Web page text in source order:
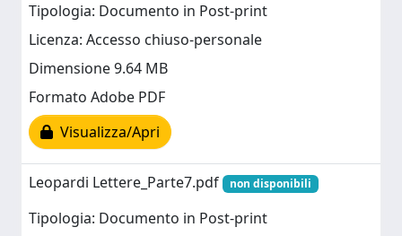
Tipologia: Documento in Post-print
Licenza: Accesso chiuso-personale
Dimensione 9.64 MB
Formato Adobe PDF
Visualizza/Apri
Leopardi Lettere_Parte7.pdf non disponibili
Tipologia: Documento in Post-print